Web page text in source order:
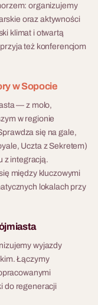
organizujemy
oraz aktywności
klimat i otwartą
też konferencjom
w Sopocie
— z molo,
w regionie
się na gale,
Uczta z Sekretem)
z integracją.
między kluczowymi
lokalach przy
wyjazdy
Łączymy
do regeneracji